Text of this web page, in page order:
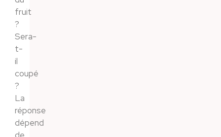
fruit
?
Sera-
t-
il
coupé
?
La
réponse
dépend